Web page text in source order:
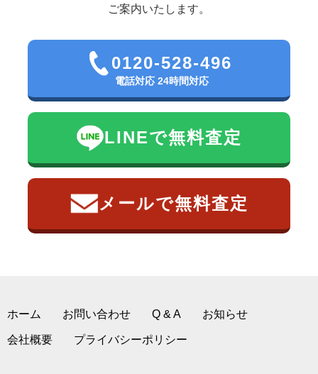
ご案内いたします。
0120-528-496
電話対応 24時間対応
LINEで無料査定
メールで無料査定
ホーム お問い合わせ Q & A お知らせ
会社概要 プライバシーポリシー